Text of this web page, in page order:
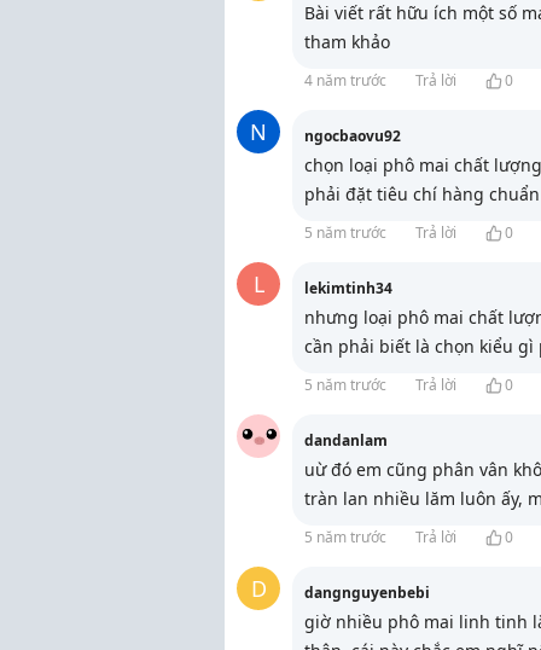
Bài viết rất hữu ích một số
tham khảo
4 năm trước Trả lời 0
N ngocbaovu92
chọn loại phô mai chất
phải đặt tiêu chí hàng
5 năm trước Trả lời 0
L lekimtinh34
nhưng loại phô mai chất
cần phải biết là chọn kiểu
5 năm trước Trả lời 0
dandanlam
uừ đó em cũng phân vân
tràn lan nhiều lăm luôn ấy,
5 năm trước Trả lời 0
D dangnguyenbebi
giờ nhiều phô mai linh tinh